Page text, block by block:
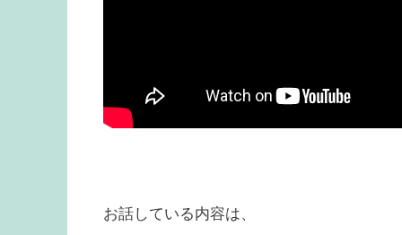
お話している内容は、